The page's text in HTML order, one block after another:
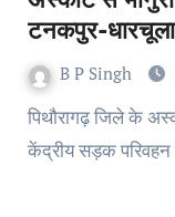
टनकपुर-
B P Singh
पिथौरागढ़ जिले के अस्कोट के राजवंशीय नेता भानुराज सिंह पाल ने
केंद्रीय सड़क परिवहन